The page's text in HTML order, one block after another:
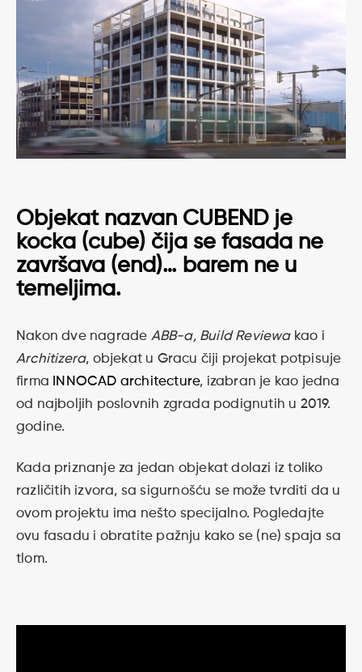
Objekat nazvan CUBEND je
kocka (cube) čija se fasada ne
završava (end)… barem ne u
temeljima.
Nakon dve nagrade ABB-a, Build Reviewakao i
Architizera, objekat u Gracu čiji projekat potpisuje
firma
INNOCAD architecture, izabran je kao jedna
od najboljih poslovnih zgrada podignutih u 2019.
godine.
Kada priznanje za jedan objekat dolazi iz toliko
različitih izvora, sa sigurnošću se može tvrditi da u
ovom projektu ima nešto specijalno. Pogledajte
ovu fasadu i obratite pažnju kako se (ne) spaja sa
tlom.